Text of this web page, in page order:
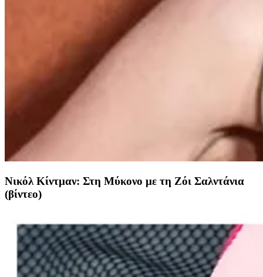
Νικόλ Κίντμαν: Στη Μύκονο με τη Ζόι Σαλντάνια
(βίντεο)